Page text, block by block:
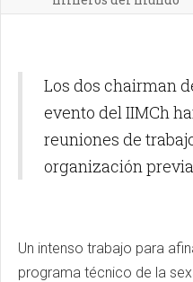
Los dos chairman
evento del IIMCh
reuniones de
organización previa.
Un intenso trabajo para
programa técnico de la